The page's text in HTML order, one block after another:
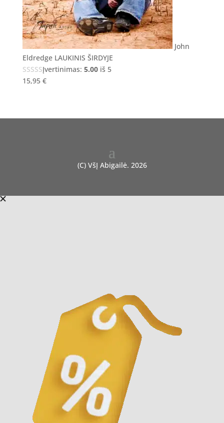
John
Eldredge LAUKINIS ŠIRDYJE
Įvertinimas: 5.00iš 5
15,95 €
(C) VšĮ Abigailė. 2026